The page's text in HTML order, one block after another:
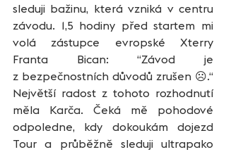
sleduji bažinu, která vzniká v centru
závodu. 1,5 hodiny před startem mi
volá zástupce evropské Xterry
Franta Bican: “Závod je
z bezpečnostních důvodů zrušen ☹.“
Největší radost z tohoto rozhodnutí
měla Karča. Čeká mě pohodové
odpoledne, kdy dokoukám dojezd
Tour a průběžně sleduji ultrapako